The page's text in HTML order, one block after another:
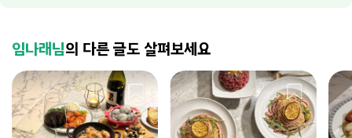
임나래님의 다른 글도 살펴보세요